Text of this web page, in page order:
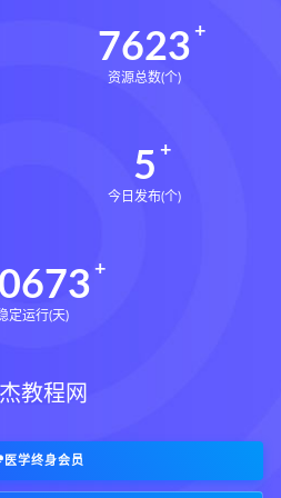
引术下载
引术网盘 脐针通关导引术
程下载 长卿老师课程网盘
者密训
程 六爻万象答疑全书下载
疑全书网盘
疑全书电子书
解指导册下载
解指导册网盘
7623
资源总数(个)
5
今日发布(个)
定运行(天)
教程网
医学终身会员